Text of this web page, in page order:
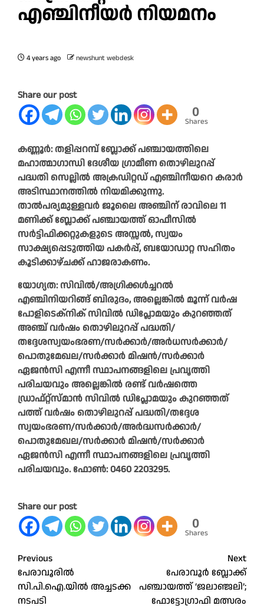
എഞ്ചിനീയർ നിയമനം
4 years ago newshunt webdesk
Share our post
0
Shares
കണ്ണൂർ: തളിപ്പറമ്പ് ബ്ലോക്ക് പഞ്ചായത്തിലെ
മഹാത്മാഗാന്ധി ദേശീയ ഗ്രാമീണ തൊഴിലുറപ്പ്
പദ്ധതി സെല്ലിൽ അക്രഡിറ്റഡ് എഞ്ചിനീയറെ കരാർ
അടിസ്ഥാനത്തിൽ നിയമിക്കുന്നു.
താൽപര്യമുള്ളവർ ജൂലൈ അഞ്ചിന് രാവിലെ 11
മണിക്ക് ബ്ലോക്ക് പഞ്ചായത്ത് ഓഫീസിൽ
സർട്ടിഫിക്കറ്റുകളുടെ അസ്സൽ, സ്വയം
സാക്ഷ്യപ്പെടുത്തിയ പകർപ്പ്, ബയോഡാറ്റ സഹിതം
കൂടിക്കാഴ്ചക്ക് ഹാജരാകണം.
യോഗ്യത: സിവിൽ/അഗ്രിക്കൾച്ചറൽ
എഞ്ചിനിയറിങ്ങ് ബിരുദം, അല്ലെങ്കിൽ മൂന്ന് വർഷ
പോളിടെക്നിക് സിവിൽ ഡിപ്ലോമയും കുറഞ്ഞത്
അഞ്ച് വർഷം തൊഴിലുറപ്പ് പദ്ധതി/
തദ്ദേശസ്വയംഭരണ/സർക്കാർ/അർധസർക്കാർ/
പൊതുമേഖല/സർക്കാർ മിഷൻ/സർക്കാർ
ഏജൻസി എന്നീ സ്ഥാപനങ്ങളിലെ പ്രവൃത്തി
പരിചയവും അല്ലെങ്കിൽ രണ്ട് വർഷത്തെ
ഡ്രാഫ്റ്റ്സ്മാൻ സിവിൽ ഡിപ്ലോമയും കുറഞ്ഞത്
പത്ത് വർഷം തൊഴിലുറപ്പ് പദ്ധതി/തദ്ദേശ
സ്വയംഭരണ/സർക്കാർ/അർദ്ധസർക്കാർ/
പൊതുമേഖല/സർക്കാർ മിഷൻ/സർക്കാർ
ഏജൻസി എന്നീ സ്ഥാപനങ്ങളിലെ പ്രവൃത്തി
പരിചയവും. ഫോൺ: 0460 2203295.
Share our post
0
Shares
Post
navigation
Previous
പേരാവൂരിൽ
സി.പി.ഐ.യിൽ അച്ചടക്ക
നടപടി
Next
പേരാവൂർ ബ്ലോക്ക്
പഞ്ചായത്ത് ‘ജലാഞ്ജലി’;
ഫോട്ടോഗ്രാഫി മത്സരം